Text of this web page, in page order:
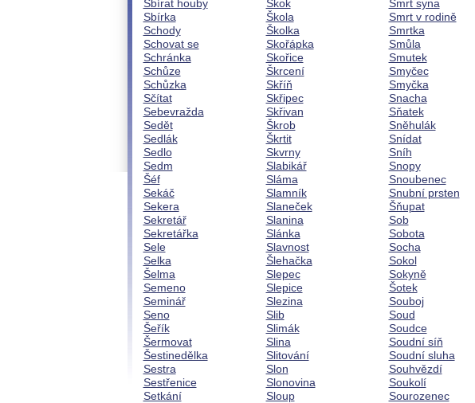
Sbírat houby
Sbírka
Schody
Schovat se
Schránka
Schůze
Schůzka
Sčítat
Sebevražda
Sedět
Sedlák
Sedlo
Sedm
Šéf
Sekáč
Sekera
Sekretář
Sekretářka
Sele
Selka
Šelma
Semeno
Seminář
Seno
Šeřík
Šermovat
Šestinedělka
Sestra
Sestřenice
Setkání
Skok
Škola
Školka
Skořápka
Skořice
Škrcení
Skříň
Skřipec
Skřivan
Škrob
Škrtit
Skvrny
Slabikář
Sláma
Slamník
Slaneček
Slanina
Slánka
Slavnost
Šlehačka
Slepec
Slepice
Slezina
Slib
Slimák
Slina
Slitování
Slon
Slonovina
Sloup
Smrt syna
Smrt v rodině
Smrtka
Smůla
Smutek
Smyčec
Smyčka
Snacha
Sňatek
Sněhulák
Snídat
Sníh
Snopy
Snoubenec
Snubní prsten
Šňupat
Sob
Sobota
Socha
Sokol
Sokyně
Šotek
Souboj
Soud
Soudce
Soudní síň
Soudní sluha
Souhvězdí
Soukolí
Sourozenec